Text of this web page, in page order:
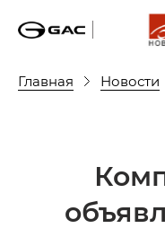
Главная Новости